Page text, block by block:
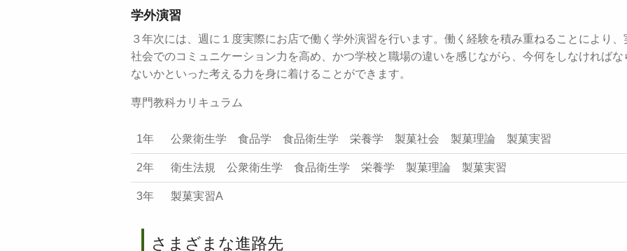
学外演習
３年次には、週に１度実際にお店で働く学外演習を行います。働く経験を積み重ねることにより、
社会でのコミュニケーション力を高め、かつ学校と職場の違いを感じながら、今何をしなければな
ないかといった考える力を身に着けることができます。
専門教科カリキュラム
1年 公衆衛生学 食品学 食品衛生学 栄養学 製菓社会 製菓理論 製菓実習
2年 衛生法規 公衆衛生学 食品衛生学 栄養学 製菓理論 製菓実習
3年 製菓実習A
さまざまな進路先